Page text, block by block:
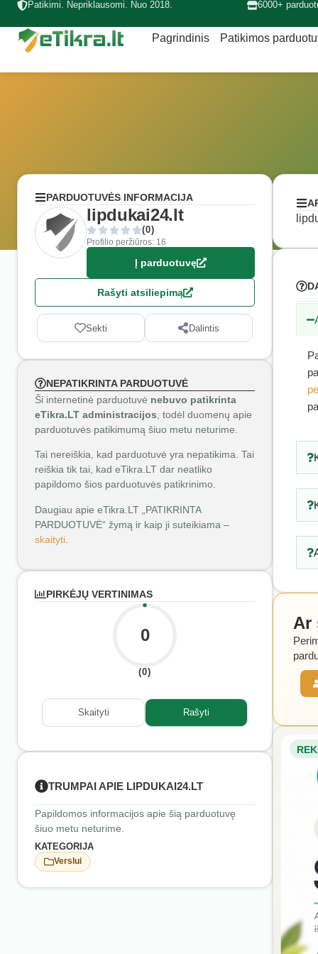
Patikimi. Nepriklausomi. Nuo 2018. 6000+
Pagrindinis Patikimos
PARDUOTUVĖS INFORMACIJA
lipdukai24.lt
(0)
Profilio peržiūros: 16
Į parduotuvę
Rašyti atsiliepimą
Sekti Dalintis
NEPATIKRINTA PARDUOTUVĖ
Ši internetinė parduotuvė nebuvo patikrinta
eTikra.LT administracijos , todėl duomenų apie
parduotuvės patikimumą šiuo metu neturime.
Tai nereiškia, kad parduotuvė yra nepatikima. Tai
reiškia tik tai, kad eTikra.LT dar neatliko
papildomo šios parduotuvės patikrinimo.
Daugiau apie eTikra.LT „PATIKRINTA
PARDUOTUVĖ“ žymą ir kaip ji suteikiama –
skaityti
PIRKĖJŲ VERTINIMAS
0
(0)
Skaityti Rašyti
TRUMPAI APIE LIPDUKAI24.LT
Papildomos informacijos apie šią parduotuvę
šiuo metu neturime.
KATEGORIJA
Verslui
Ar